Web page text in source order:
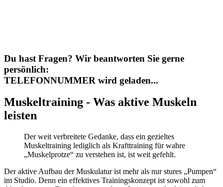
Du hast Fragen? Wir beantworten Sie gerne
persönlich:
TELEFONNUMMER wird geladen...
Muskeltraining - Was aktive Muskeln
leisten
Der weit verbreitete Gedanke, dass ein gezieltes
Muskeltraining lediglich als Krafttraining für wahre
„Muskelprotze“ zu verstehen ist, ist weit gefehlt.
Der aktive Aufbau der Muskulatur ist mehr als nur stures „Pumpen“
im Studio. Denn ein effektives Trainingskonzept ist sowohl zum